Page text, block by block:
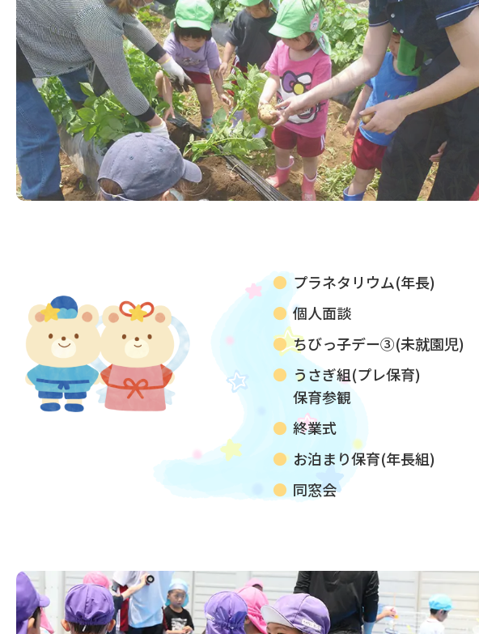
プラネタリウム(年長)
個人面談
ちびっ子デー③(未就園児)
うさぎ組(プレ保育)
保育参観
終業式
お泊まり保育(年長組)
同窓会